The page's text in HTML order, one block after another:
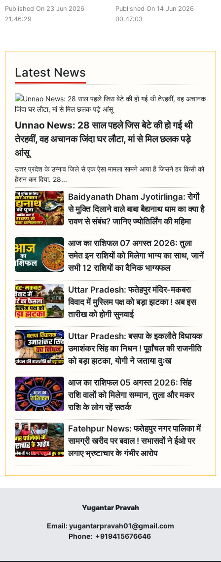
Published On 23 Jun 2026
21:46:29
Published On 14 Jun 2026
00:47:03
Latest News
Unnao News: 28 साल पहले जिस बेटे की हो गई थी
तेरहवीं, वह अचानक जिंदा घर लौटा, मां से मिल छलक पड़े
आंसू
उत्तर प्रदेश के उन्नाव जिले से एक ऐसा मामला सामने आया है जिसने हर किसी को
हैरान कर दिया. 28...
Baidyanath Dham Jyotirlinga: रोगों
से मुक्ति दिलाने वाले बाबा बैद्यनाथ धाम का क्या है
रावण से संबंध? जानिए ज्योतिर्लिंग की महिमा
आज का राशिफल 07 अगस्त 2026: तुला
समेत इन राशियों को मिलेगा भाग्य का साथ, जानें
सभी 12 राशियों का दैनिक भाग्यफल
Uttar Pradesh: फतेहपुर मंदिर-मकबरा
विवाद में मुस्लिम पक्ष को बड़ा झटका ! अब इस
तारीख को होगी सुनवाई
Uttar Pradesh: बसपा के इकलौते विधायक
उमाशंकर सिंह का निधन ! पूर्वांचल की राजनीति
को बड़ा झटका, योगी ने जताया दुःख
आज का राशिफल 05 अगस्त 2026: सिंह
राशि वालों को मिलेगा सम्मान, तुला और मकर
राशि के लोग रहें सतर्क
Fatehpur News: फतेहपुर नगर पालिका में
सामग्री खरीद पर बवाल ! सभासदों ने ईओ पर
लगाए भ्रष्टाचार के गंभीर आरोप
Yugantar Pravah
Email:yugantarpravah01@gmail.com
Phone: +919415676646